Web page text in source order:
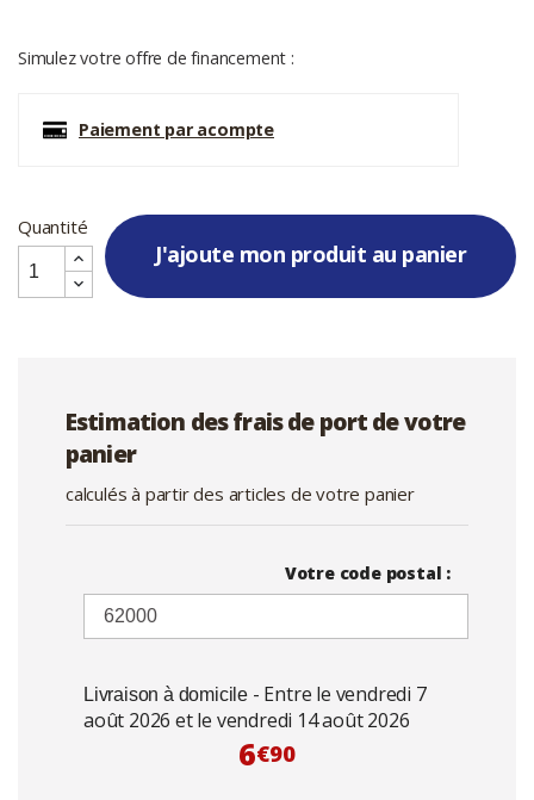
Simulez votre offre de financement :
Paiement par acompte
Quantité
J'ajoute mon produit au panier
Estimation des frais de port de votre
panier
calculés à partir des articles de votre panier
Votre code postal :
Livraison à domicile - Entre le vendredi 7
août 2026 et le vendredi 14 août 2026
6€90